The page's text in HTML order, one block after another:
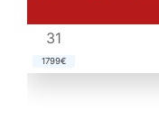
31
1799€